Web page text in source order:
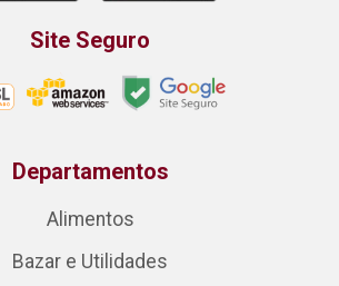
Site Seguro
Departamentos
Alimentos
Bazar e Utilidades